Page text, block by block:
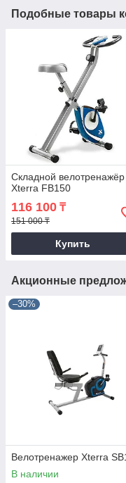
Подобные товары
Складной велотренажёр
Xterra FB150
116 100 ₸
151 000 ₸
Купить
Акционные
–30%
Велотренажер Xterra
В наличии